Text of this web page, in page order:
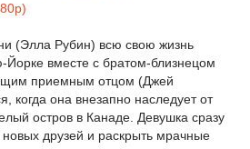
(Элла Рубин) всю свою жизнь
вместе с братом-близнецом
приемным отцом (Джей
когда она внезапно наследует от
остров в Канаде. Девушка сразу
друзей и раскрыть мрачные